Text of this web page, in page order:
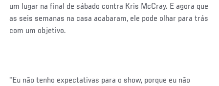
um lugar na final de sábado contra Kris McCray. E agora que
as seis semanas na casa acabaram, ele pode olhar para trás
com um objetivo.
"Eu não tenho expectativas para o show, porque eu não